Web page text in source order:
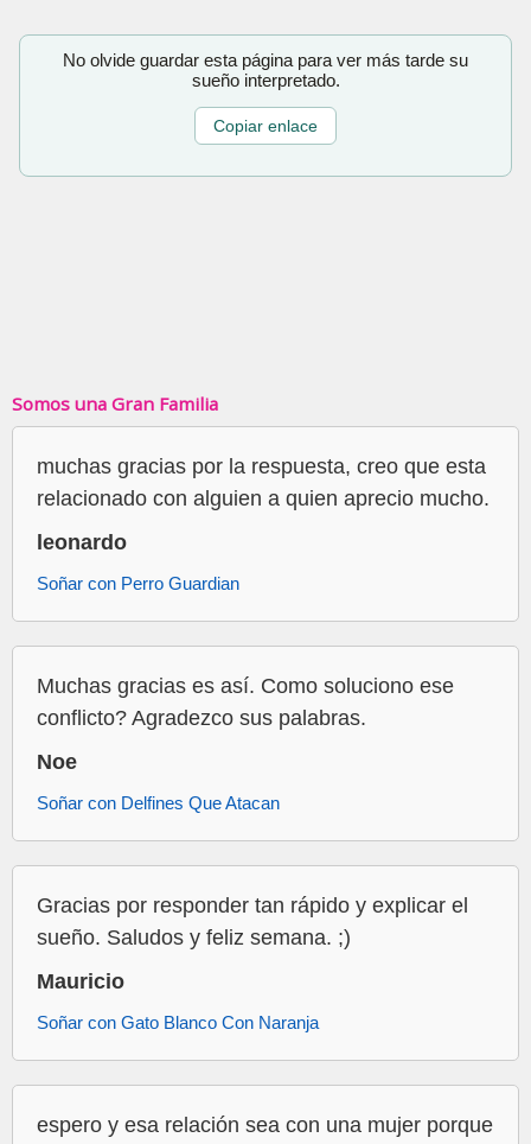
No olvide guardar esta página para ver más tarde su
sueño interpretado.
Copiar enlace
Somos una Gran Familia
muchas gracias por la respuesta, creo que esta
relacionado con alguien a quien aprecio mucho.
leonardo
Soñar con Perro Guardian
Muchas gracias es así. Como soluciono ese
conflicto? Agradezco sus palabras.
Noe
Soñar con Delfines Que Atacan
Gracias por responder tan rápido y explicar el
sueño. Saludos y feliz semana. ;)
Mauricio
Soñar con Gato Blanco Con Naranja
espero y esa relación sea con una mujer porque